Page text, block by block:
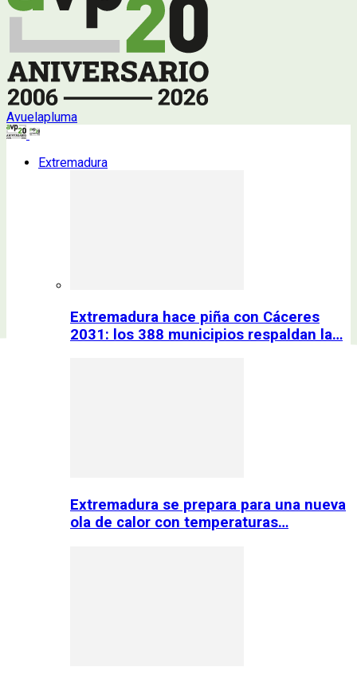
Avuelapluma
Extremadura
Extremadura hace piña con Cáceres
2031: los 388 municipios respaldan la…
Extremadura se prepara para una nueva
ola de calor con temperaturas…